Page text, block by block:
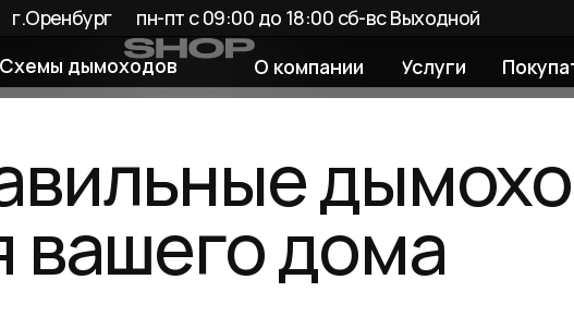
О компании
дымоходов Услуги Покупателям
пн-пт с 09:00 до 18:00 сб-вс Выходной
дымоходы
дома